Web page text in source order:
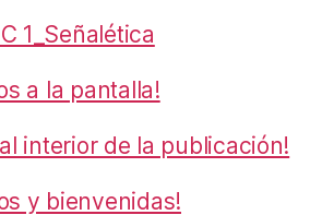
1_Señalética
a la pantalla!
al interior de la publicación!
y bienvenidas!